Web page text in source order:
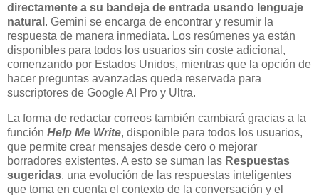
directamente a su bandeja de entrada usando lenguaje
natural . Gemini se encarga de encontrar y resumir la
respuesta de manera inmediata. Los resúmenes ya están
disponibles para todos los usuarios sin coste adicional,
comenzando por Estados Unidos, mientras que la opción de
hacer preguntas avanzadas queda reservada para
suscriptores de Google AI Pro y Ultra.
La forma de redactar correos también cambiará gracias a la
función Help Me Write, disponible para todos los usuarios,
que permite crear mensajes desde cero o mejorar
borradores existentes. A esto se suman las Respuestas
sugeridas, una evolución de las respuestas inteligentes
que toma en cuenta el contexto de la conversación y el